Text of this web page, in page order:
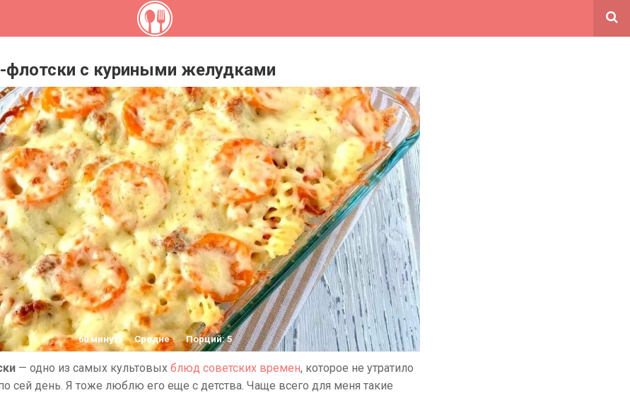
с куриными желудками
60 минут Средне Порций: 5
— одно из самых культовых блюд советских времен, которое не утратило
сей день. Я тоже люблю его еще с детства. Чаще всего для меня такие